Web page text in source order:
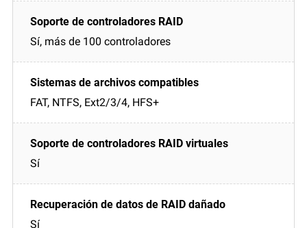
Sí, más de 100 controladores
FAT, NTFS, Ext2/3/4, HFS+
Sí
Sí